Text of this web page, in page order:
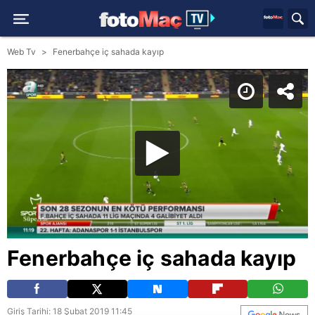
Web Tv Fenerbahçe iç sahada kayıp
Fenerbahçe iç sahada kayıp
Giriş Tarihi: 18 Şubat 2019 11:45